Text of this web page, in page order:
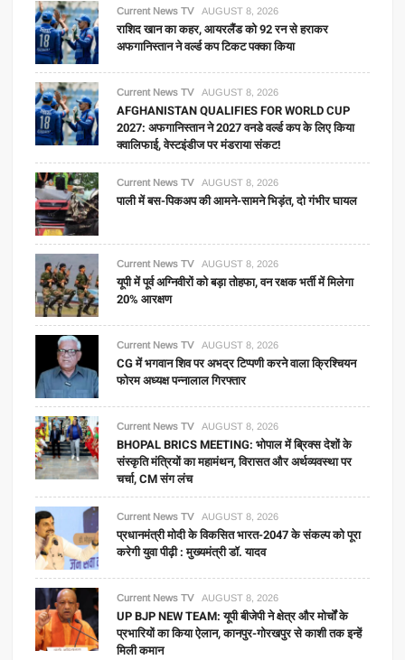
Current News TV AUGUST 8, 2026
राशिद खान का कहर, आयरलैंड को 92 रन से हराकर
अफगानिस्तान ने वर्ल्ड कप टिकट पक्का किया
Current News TV AUGUST 8, 2026
AFGHANISTAN QUALIFIES FOR WORLD CUP
2027: अफगानिस्तान ने 2027 वनडे वर्ल्ड कप के लिए किया
क्वालिफाई, वेस्टइंडीज पर मंडराया संकट!
Current News TV AUGUST 8, 2026
पाली में बस-पिकअप की आमने-सामने भिड़ंत, दो गंभीर घायल
Current News TV AUGUST 8, 2026
यूपी में पूर्व अग्निवीरों को बड़ा तोहफा, वन रक्षक भर्ती में मिलेगा
20% आरक्षण
Current News TV AUGUST 8, 2026
CG में भगवान शिव पर अभद्र टिप्पणी करने वाला क्रिश्चियन
फोरम अध्यक्ष पन्नालाल गिरफ्तार
Current News TV AUGUST 8, 2026
BHOPAL BRICS MEETING: भोपाल में ब्रिक्स देशों के
संस्कृति मंत्रियों का महामंथन, विरासत और अर्थव्यवस्था पर
चर्चा, CM संग लंच
Current News TV AUGUST 8, 2026
प्रधानमंत्री मोदी के विकसित भारत-2047 के संकल्प को पूरा
करेगी युवा पीढ़ी : मुख्यमंत्री डॉ. यादव
Current News TV AUGUST 8, 2026
UP BJP NEW TEAM: यूपी बीजेपी ने क्षेत्र और मोर्चों के
प्रभारियों का किया ऐलान, कानपुर-गोरखपुर से काशी तक इन्हें
मिली कमान